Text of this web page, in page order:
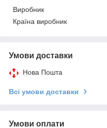
Виробник
Країна виробник
Умови доставки
Нова Пошта
Всі умови доставки
Умови оплати